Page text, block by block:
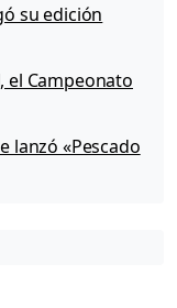
su edición
el Campeonato
lanzó «Pescado